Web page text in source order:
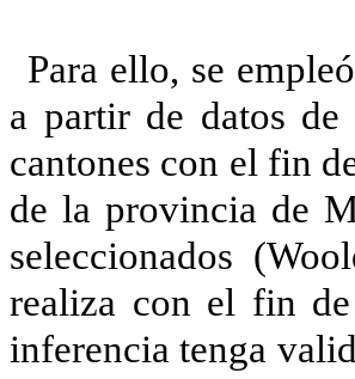
Para ello, se
a partir de datos
cantones con el fin
de la provincia de
seleccionados
realiza con el fin
inferencia tenga